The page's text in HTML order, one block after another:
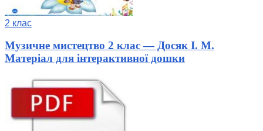
2 клас
Музичне мистецтво 2 клас — Досяк І. М.
Матеріал для інтерактивної дошки